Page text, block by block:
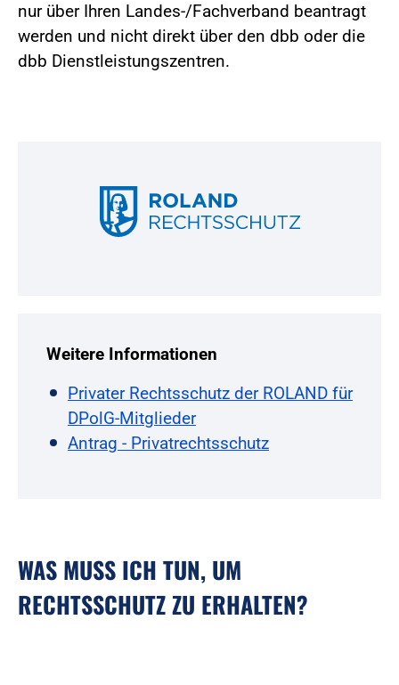
nur über Ihren Landes-/Fachverband beantragt
werden und nicht direkt über den dbb oder die
dbb Dienstleistungszentren.
Weitere Informationen
Privater Rechtsschutz der ROLAND für
DPolG-Mitglieder
Antrag - Privatrechtsschutz
WAS MUSS ICH TUN, UM
RECHTSSCHUTZ ZU ERHALTEN?